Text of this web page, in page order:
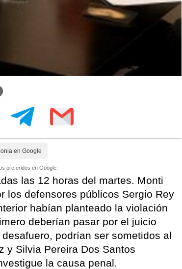
en Google
preferidos en Google.
las 12 horas del martes. Monti
los defensores públicos Sergio Rey
habían planteado la violación
deberían pasar por el juicio
podrían ser sometidos al
y Silvia Pereira Dos Santos
la causa penal.